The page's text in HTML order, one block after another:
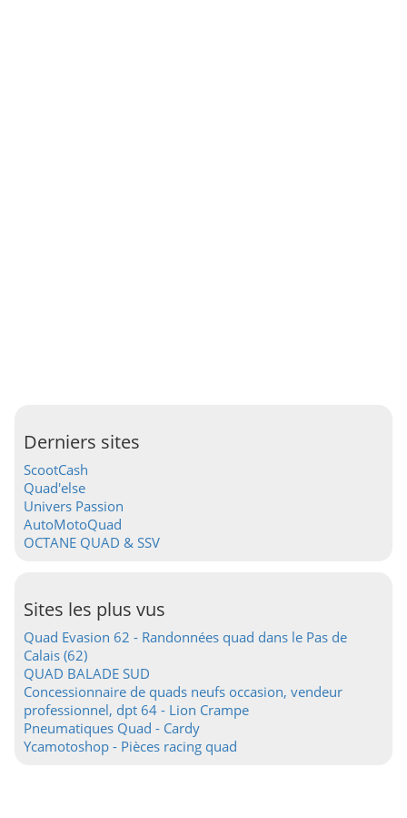
Derniers sites
ScootCash
Quad'else
Univers Passion
AutoMotoQuad
OCTANE QUAD & SSV
Sites les plus vus
Quad Evasion 62 - Randonnées quad dans le Pas de
Calais (62)
QUAD BALADE SUD
Concessionnaire de quads neufs occasion, vendeur
professionnel, dpt 64 - Lion Crampe
Pneumatiques Quad - Cardy
Ycamotoshop - Pièces racing quad